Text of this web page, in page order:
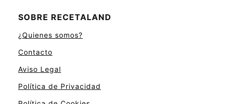
SOBRE RECETALAND
¿Quienes somos?
Contacto
Aviso Legal
Política de Privacidad